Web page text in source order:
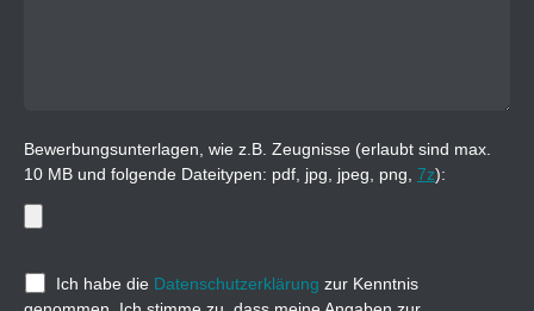
Bewerbungsunterlagen, wie z.B. Zeugnisse (erlaubt sind max.
10 MB und folgende Dateitypen: pdf, jpg, jpeg, png, 7z):
Ich habe die Datenschutzerklärung zur Kenntnis